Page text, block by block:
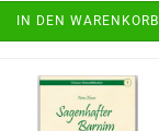
IN DEN WARENKORB